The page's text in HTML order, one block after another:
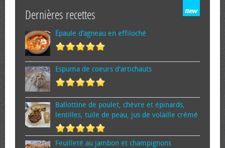
Dernières recettes
Épaule d’agneau en effiloché
Espuma de cœurs d'artichauts
Ballottine de poulet, chèvre et épinards,
lentilles, tuile de peau, jus de volaille crémé
Feuilleté au jambon et champignons